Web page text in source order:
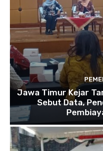
Jawa Timur Kejar
Sebut Data,